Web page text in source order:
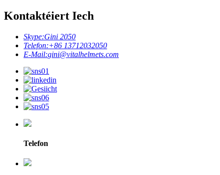
Kontaktéiert Iech
Skype:Gini 2050
Telefon:+86 13712032050
E-Mail:gini@vitalhelmets.com
Telefon